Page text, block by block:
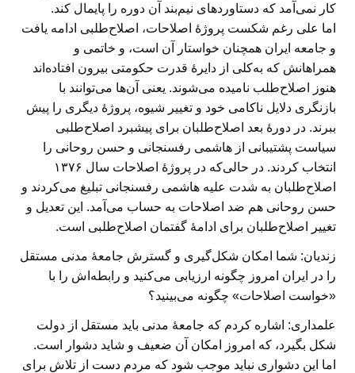
کار نمی‌آمد که دستاوردهای نیم‌بند آن دوره را پایمال کند.
اما علی رغم شکست پروژهٔ اصلاحات، اصلاح‌طلبی ادامه یافت
و جامعه ایران همچنان خواستار آن است، و خاتمی و
همراهانش که به‌کلی از دایرهٔ قدرت حکومتی بیرون افتاده‌اند
هنوز اصلاح‌طلب نامیده می‌شوند. یعنی آن‌ها می‌توانند با
بازنگری دلایل ناکامی خود و تغییر شیوه، پروژهٔ دیگری را پیش
ببرند. در دورهٔ بعد اصلاح‌طلبان برای پیشبرد اصلاح‌طلبی
سیاست پشتیبانی از هاشمی رفسنجانی و حسن روحانی را
انتخاب کردند. در حالی‌که در پروژهٔ اصلاحات سال ۱۳۷۶
اصلاح‌طلبان به شدت علیه هاشمی رفسنجانی تبلیغ می‌کردند و
حسن روحانی هم ضد اصلاحات به حساب می‌آمد. این تعدیل و
تغییر اصلاح‌طلبان برای ادامهٔ گفتمان اصلاح‌طلبی است.
زندیان: شما امکان شکل‌گیری و گسترش جامعهٔ مدنی مستقل
را در ایران امروز چگونه ارزیابی می‌کنید و رابطه‌اش را با
«خواست اصلاحات» چگونه می‌بینید؟
علمداری: اشاره کردم که جامعهٔ مدنی باید مستقل از دولت
شکل بگیرد، که امروز امکان آن ضعیف و شاید دشوار است.
اما این دشواری نباید موجب شود که مردم دست از تلاش برای